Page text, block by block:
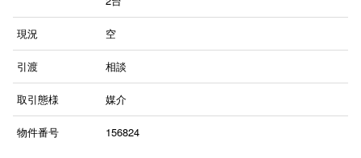
現況 空
引渡 相談
取引態様 媒介
物件番号 156824